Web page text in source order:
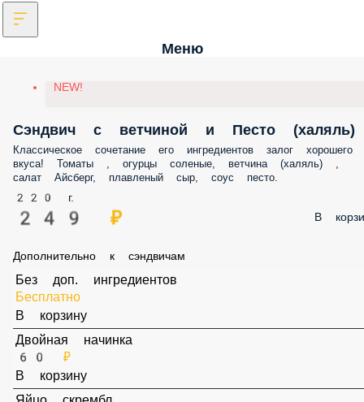
Меню
NEW!
Сэндвич с ветчиной и Песто (халяль)
Классическое сочетание его ингредиентов залог хорошего вкуса!
Томаты , огурцы соленые, ветчина (халяль) , салат Айсберг,
сыр, соус песто.
220 г.
249 ₽ В
Дополнительно к сэндвичам
Без доп. ингредиентов
Бесплатно
В корзину
Двойная начинка
60 ₽
В корзину